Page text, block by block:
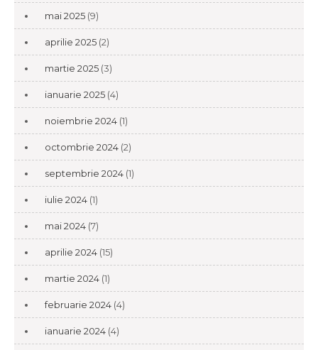
mai 2025 (9)
aprilie 2025 (2)
martie 2025 (3)
ianuarie 2025 (4)
noiembrie 2024 (1)
octombrie 2024 (2)
septembrie 2024 (1)
iulie 2024 (1)
mai 2024 (7)
aprilie 2024 (15)
martie 2024 (1)
februarie 2024 (4)
ianuarie 2024 (4)